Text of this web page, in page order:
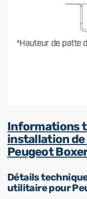
Informations
installation
Peugeot
Détails
utilitaire pour